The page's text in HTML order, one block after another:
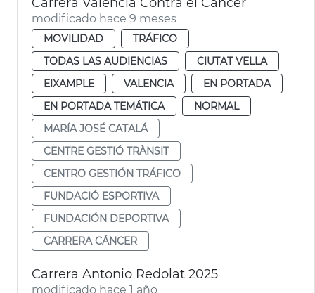
modificado hace 9 meses
MOVILIDAD
TRÁFICO
TODAS LAS AUDIENCIAS
CIUTAT VELLA
EIXAMPLE
VALENCIA
EN PORTADA
EN PORTADA TEMÁTICA
NORMAL
MARÍA JOSÉ CATALÁ
CENTRE GESTIÓ TRÀNSIT
CENTRO GESTIÓN TRÁFICO
FUNDACIÓ ESPORTIVA
FUNDACIÓN DEPORTIVA
CARRERA CÁNCER
Carrera Antonio Redolat 2025
modificado hace 1 año